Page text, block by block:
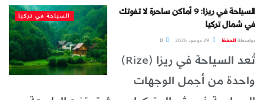
السياحة في تركيا
السياحة في ريزا: 9 أماكن ساحرة لا تفوتك
في شمال تركيا
بواسطةالحفظ
تُعد السياحة في ريزا (Rize)
واحدة من أجمل الوجهات